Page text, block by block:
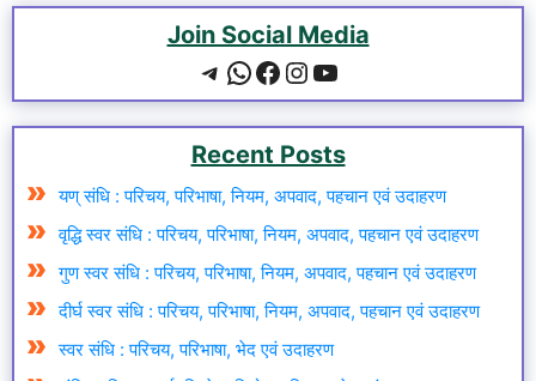
Join Social Media
Telegram
WhatsApp
Facebook
Instagram
YouTube
Recent Posts
यण् संधि : परिचय, परिभाषा, नियम, अपवाद, पहचान एवं उदाहरण
वृद्धि स्वर संधि : परिचय, परिभाषा, नियम, अपवाद, पहचान एवं उदाहरण
गुण स्वर संधि : परिचय, परिभाषा, नियम, अपवाद, पहचान एवं उदाहरण
दीर्घ स्वर संधि : परिचय, परिभाषा, नियम, अपवाद, पहचान एवं उदाहरण
स्वर संधि : परिचय, परिभाषा, भेद एवं उदाहरण